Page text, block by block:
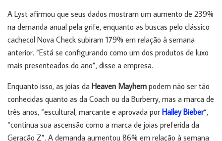
A Lyst afirmou que seus dados mostram um aumento de 239%
na demanda anual pela grife, enquanto as buscas pelo clássico
cachecol Nova Check subiram 179% em relação à semana
anterior. “Está se configurando como um dos produtos de luxo
mais presenteados do ano”, disse a empresa.
Enquanto isso, as joias da Heaven Mayhem podem não ser tão
conhecidas quanto as da Coach ou da Burberry, mas a marca de
três anos, “escultural, marcante e aprovada por Hailey Bieber“,
“continua sua ascensão como a marca de joias preferida da
Geração Z”. A demanda aumentou 86% em relação à semana